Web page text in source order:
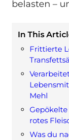
In This
Frittierte
Mehl
Gepökelte
rotes
Was du